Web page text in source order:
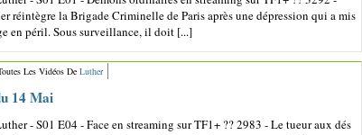
réintègre la Brigade Criminelle de Paris après une dépression qui a mis
en péril. Sous surveillance, il doit [...]
Les Vidéos De Luther
14 Mai
- S01 E04 - Face en streaming sur TF1+ ?? 2983 - Le tueur aux dés